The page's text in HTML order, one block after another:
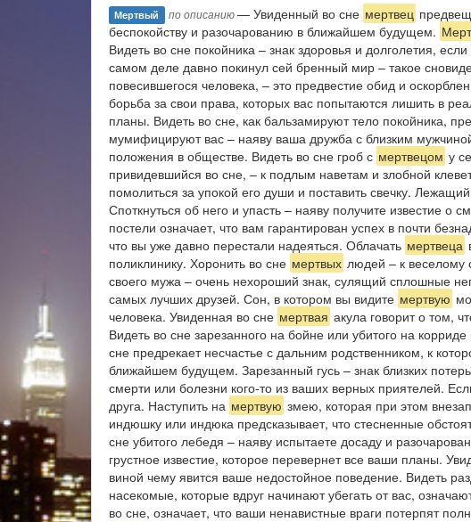
Мертвый по описанию— Увиденный во сне мертвец
беспокойству и разочарованию в ближайшем будущем.
Видеть во сне покойника – знак здоровья и долголетия,
самом деле давно покинул сей бренный мир – такое
повесившегося человека, – это предвестие обид и
борьба за свои права, которых вас попытаются лишить в
планы. Видеть во сне, как бальзамируют тело покойника,
мумифицируют вас – наяву ваша дружба с близким
положения в обществе. Видеть во сне гроб с мертвецом у
привидевшийся во сне, – к подлым наветам и злобной
помолиться за упокой его души и поставить свечку.
Споткнуться об него и упасть – наяву получите известие
постели означает, что вам гарантирован успех в почти
что вы уже давно перестали надеяться. Облачать мертвеца
поликлинику. Хоронить во сне мертвых людей – к веселому
своего мужа – очень нехороший знак, сулящий сплошные
самых лучших друзей. Сон, в котором вы видите мертвую
человека. Увиденная во сне мертвая акула говорит о том,
Видеть во сне зарезанного на бойне или убитого на
сне предрекает несчастье с дальним родственником, к
ближайшем будущем. Зарезанный гусь – знак близких
смерти или болезни кого-то из ваших верных приятелей.
друга. Наступить на мертвую змею, которая при этом
индюшку или индюка предсказывает, что стесненные
сне убитого лебедя – наяву испытаете досаду и
грустное известие, которое перевернет все ваши планы.
виной чему явится ваше недостойное поведение. Видеть
насекомые, которые вдруг начинают убегать от вас,
во сне, означает, что ваши ненавистные враги потерпят